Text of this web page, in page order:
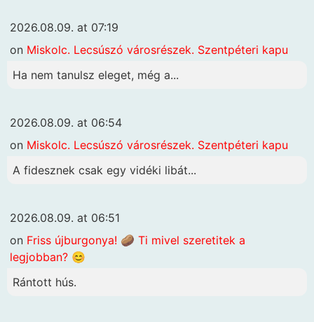
2026.08.09. at 07:19
on Miskolc. Lecsúszó városrészek. Szentpéteri kapu
Ha nem tanulsz eleget, még a...
2026.08.09. at 06:54
on Miskolc. Lecsúszó városrészek. Szentpéteri kapu
A fidesznek csak egy vidéki libát...
2026.08.09. at 06:51
on Friss újburgonya! 🥔 Ti mivel szeretitek a
legjobban? 😊
Rántott hús.